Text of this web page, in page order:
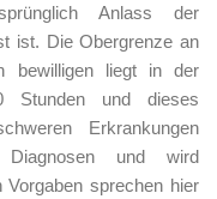
Anlass der
ist. Die Obergrenze an
bewilligen liegt in der
Stunden und dieses
Erkrankungen
Diagnosen und wird
sprechen hier